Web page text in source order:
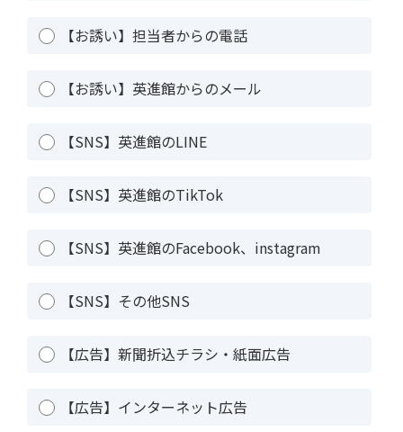
【お誘い】担当者からの電話
【お誘い】英進館からのメール
【SNS】英進館のLINE
【SNS】英進館のTikTok
【SNS】英進館のFacebook、instagram
【SNS】その他SNS
【広告】新聞折込チラシ・紙面広告
【広告】インターネット広告